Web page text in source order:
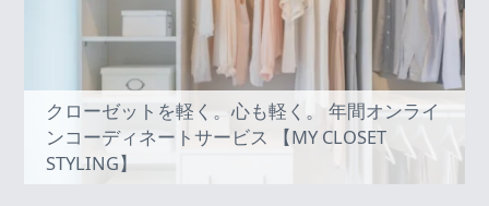
クローゼットを軽く。心も軽く。 年間オンライ
ンコーディネートサービス 【MY CLOSET
STYLING】